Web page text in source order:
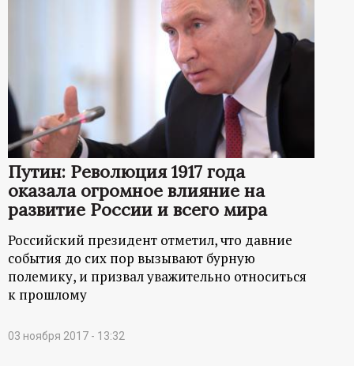
р
т
а
л
Путин: Революция 1917 года
оказала огромное влияние на
развитие России и всего мира
Российский президент отметил, что давние
события до сих пор вызывают бурную
полемику, и призвал уважительно относиться
к прошлому
03 ноября 2017 - 13:32